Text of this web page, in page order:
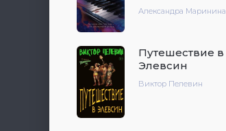
Александра Маринина
Путешествие в
Элевсин
Виктор Пелевин